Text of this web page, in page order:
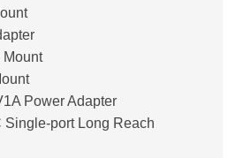
Power Adapter
Single-port Long Reach